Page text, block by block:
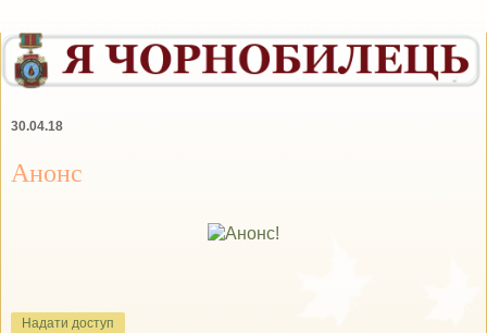
30.04.18
Анонс
Надати доступ